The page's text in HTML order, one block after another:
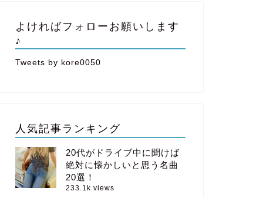
よければフォローお願いします
♪
Tweets by kore0050
人気記事ランキング
20代がドライブ中に聞けば
絶対に懐かしいと思う名曲
20選！
233.1k views